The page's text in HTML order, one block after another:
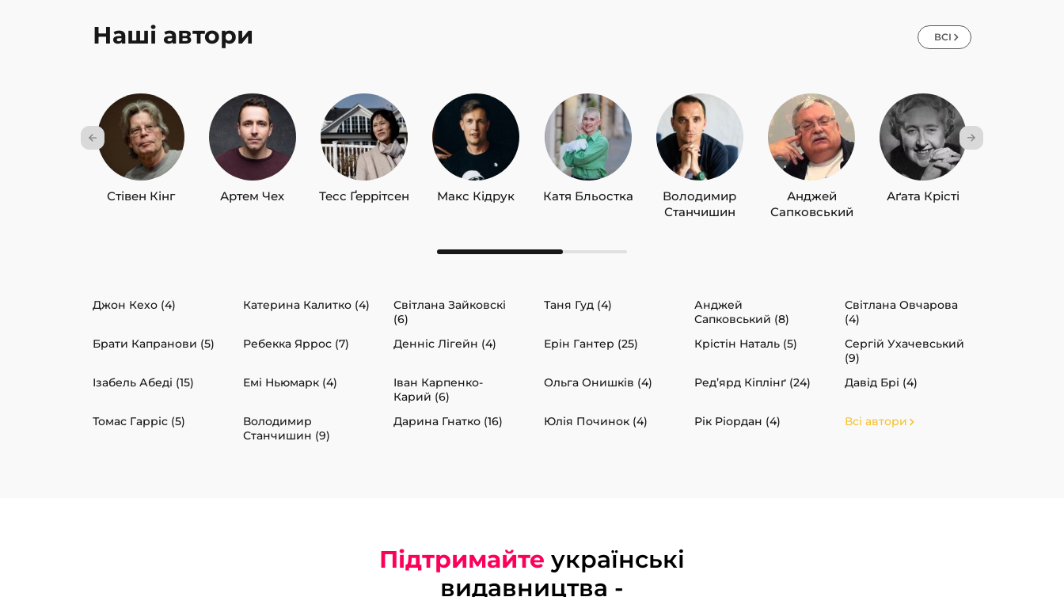
Наші автори ВСІ
Стівен Кінг Артем Чех Тесс Ґеррітсен Макс Кідрук Катя Бльостка
Володимир
Станчишин
Анджей
Сапковський
Аґата Крісті
Джон Кехо (4) Катерина Калитко (4)
Світлана Зайковскі
(6)
Таня Гуд (4)
Анджей
Сапковський (8)
Світлана Овчарова
(4)
Брати Капранови (5)
Ребекка Яррос (7) Денніс Лігейн (4) Ерін Гантер (25) Крістін Наталь (5)
Сергій Ухачевський
(9)
Ізабель Абеді (15)
Емі Ньюмарк (4)
Іван Карпенко-
Карий (6)
Ольга Онишків (4) Ред’ярд Кіплінґ (24) Давід Брі (4)
Томас Гарріс (5)
Володимир
Станчишин (9)
Дарина Гнатко (16) Юлія Починок (4) Рік Ріордан (4) Всі автори
Підтримайте українські
видавництва -